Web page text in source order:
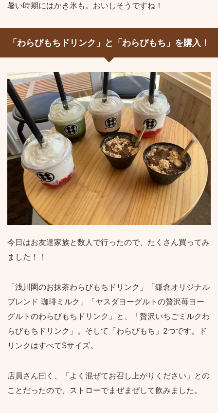
暑い時期にはかき氷も。おいしそうですね！
「わらびもちドリンク」と「わらびもち」を購入！
今日はお友達家族と数人で行ったので、たくさん買ってみ
ました！！
「浅川園のお抹茶わらびもちドリンク」「鎌倉オリジナル
ブレンド 珈琲ミルク」「ヤスダヨーグルトの贅沢苺ヨー
グルトのわらびもちドリンク」と、「贅沢いちごミルクわ
らびもちドリンク」。そして「わらびもち」2つです。ド
リンクはすべてSサイズ。
店員さん曰く、「よく混ぜてお召し上がりください」との
ことだったので、ストローでまぜまぜして飲みました。